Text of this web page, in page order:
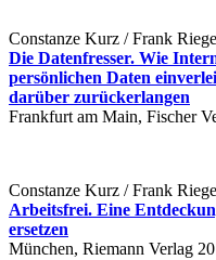
Constanze Kurz / Frank
Die Datenfresser. Wie
persönlichen Daten
darüber zurückerlangen
Frankfurt am Main, Fischer
Constanze Kurz / Frank
Arbeitsfrei. Eine
ersetzen
München, Riemann Verlag